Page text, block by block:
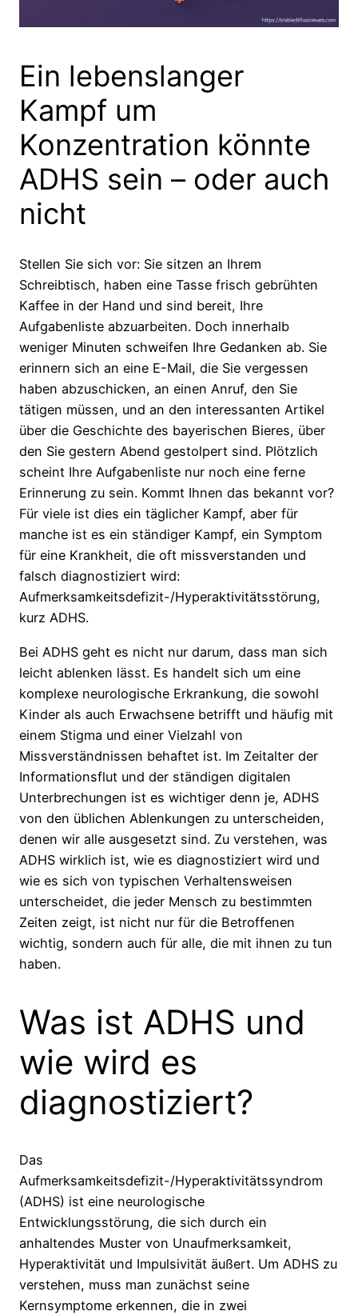
Ein lebenslanger
Kampf um
Konzentration könnte
ADHS sein – oder auch
nicht
Stellen Sie sich vor: Sie sitzen an Ihrem
Schreibtisch, haben eine Tasse frisch gebrühten
Kaffee in der Hand und sind bereit, Ihre
Aufgabenliste abzuarbeiten. Doch innerhalb
weniger Minuten schweifen Ihre Gedanken ab. Sie
erinnern sich an eine E-Mail, die Sie vergessen
haben abzuschicken, an einen Anruf, den Sie
tätigen müssen, und an den interessanten Artikel
über die Geschichte des bayerischen Bieres, über
den Sie gestern Abend gestolpert sind. Plötzlich
scheint Ihre Aufgabenliste nur noch eine ferne
Erinnerung zu sein. Kommt Ihnen das bekannt vor?
Für viele ist dies ein täglicher Kampf, aber für
manche ist es ein ständiger Kampf, ein Symptom
für eine Krankheit, die oft missverstanden und
falsch diagnostiziert wird:
Aufmerksamkeitsdefizit-/Hyperaktivitätsstörung,
kurz ADHS.
Bei ADHS geht es nicht nur darum, dass man sich
leicht ablenken lässt. Es handelt sich um eine
komplexe neurologische Erkrankung, die sowohl
Kinder als auch Erwachsene betrifft und häufig mit
einem Stigma und einer Vielzahl von
Missverständnissen behaftet ist. Im Zeitalter der
Informationsflut und der ständigen digitalen
Unterbrechungen ist es wichtiger denn je, ADHS
von den üblichen Ablenkungen zu unterscheiden,
denen wir alle ausgesetzt sind. Zu verstehen, was
ADHS wirklich ist, wie es diagnostiziert wird und
wie es sich von typischen Verhaltensweisen
unterscheidet, die jeder Mensch zu bestimmten
Zeiten zeigt, ist nicht nur für die Betroffenen
wichtig, sondern auch für alle, die mit ihnen zu tun
haben.
Was ist ADHS und
wie wird es
diagnostiziert?
Das
Aufmerksamkeitsdefizit-/Hyperaktivitätssyndrom
(ADHS) ist eine neurologische
Entwicklungsstörung, die sich durch ein
anhaltendes Muster von Unaufmerksamkeit,
Hyperaktivität und Impulsivität äußert. Um ADHS zu
verstehen, muss man zunächst seine
Kernsymptome erkennen, die in zwei